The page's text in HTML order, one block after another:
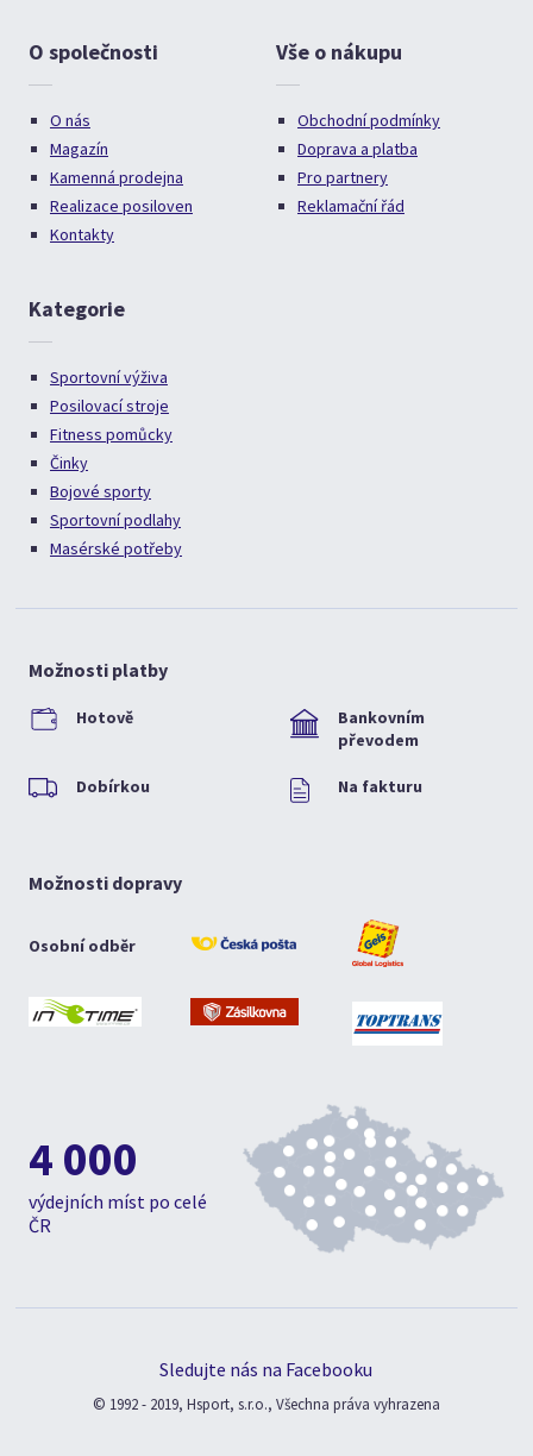
O společnosti
O nás
Magazín
Kamenná prodejna
Realizace posiloven
Kontakty
Vše o nákupu
Obchodní podmínky
Doprava a platba
Pro partnery
Reklamační řád
Kategorie
Sportovní výživa
Posilovací stroje
Fitness pomůcky
Činky
Bojové sporty
Sportovní podlahy
Masérské potřeby
Možnosti platby
Hotově
Bankovním
převodem
Dobírkou Na fakturu
Možnosti dopravy
Osobní odběr
4 000
výdejních míst po celé
ČR
Sledujte nás na Facebooku
© 1992 - 2019, Hsport, s.r.o., Všechna práva vyhrazena